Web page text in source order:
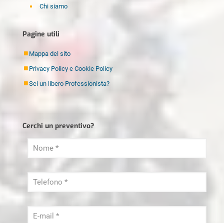
Chi siamo
Elettricista Milano
Fabbro Milano
Idraulico Milano
Imbianchino Milano
Ristrutturazioni Milano
Sei un libero Professionista?
Sgombero Milano
Tapparellista Milano
Pagine utili
Mappa del sito
Privacy Policy e Cookie Policy
Sei un libero Professionista?
Cerchi un preventivo?